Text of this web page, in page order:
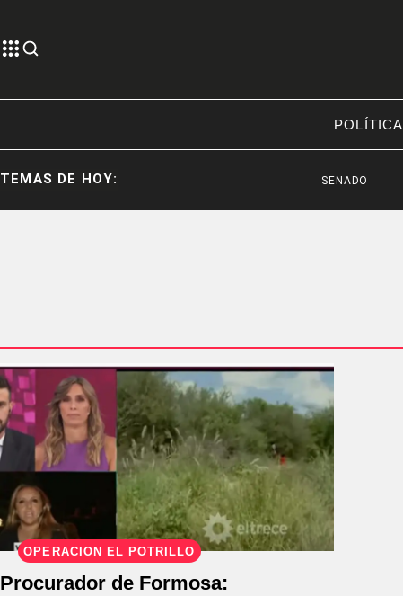
POLÍTICA
TEMAS DE HOY: SENADO
OPERACIÓN EL POTRILLO
Procurador de Formosa: